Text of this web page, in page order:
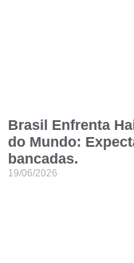
Brasil Enfrenta
do Mundo:
bancadas.
19/06/2026